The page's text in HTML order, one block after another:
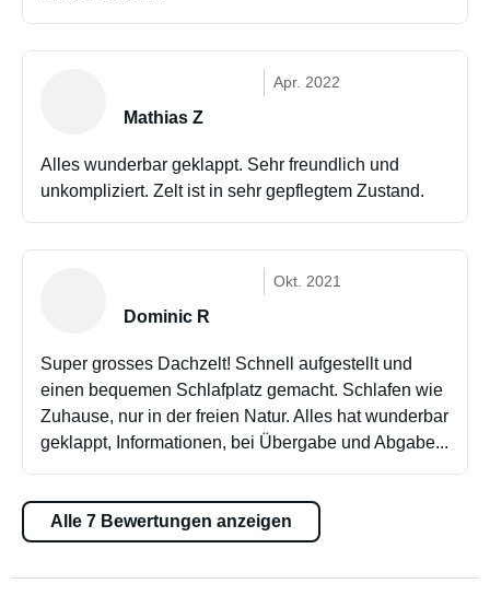
Apr. 2022
Mathias Z
Alles wunderbar geklappt. Sehr freundlich und
unkompliziert. Zelt ist in sehr gepflegtem Zustand.
Okt. 2021
Dominic R
Super grosses Dachzelt! Schnell aufgestellt und
einen bequemen Schlafplatz gemacht. Schlafen wie
Zuhause, nur in der freien Natur. Alles hat wunderbar
geklappt, Informationen, bei Übergabe und Abgabe...
Alle 7 Bewertungen anzeigen